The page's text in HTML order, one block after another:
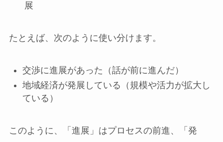
展
たとえば、次のように使い分けます。
交渉に進展があった（話が前に進んだ）
地域経済が発展している（規模や活力が拡大し
ている）
このように、「進展」はプロセスの前進、「発